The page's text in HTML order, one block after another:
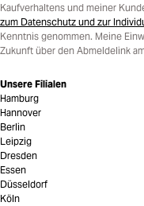
Kaufverhaltens und meiner
zum Datenschutz und zur
Kenntnis genommen. Meine
Zukunft über den Abmeldelink
Unsere Filialen
Hamburg
Hannover
Berlin
Leipzig
Dresden
Essen
Düsseldorf
Köln